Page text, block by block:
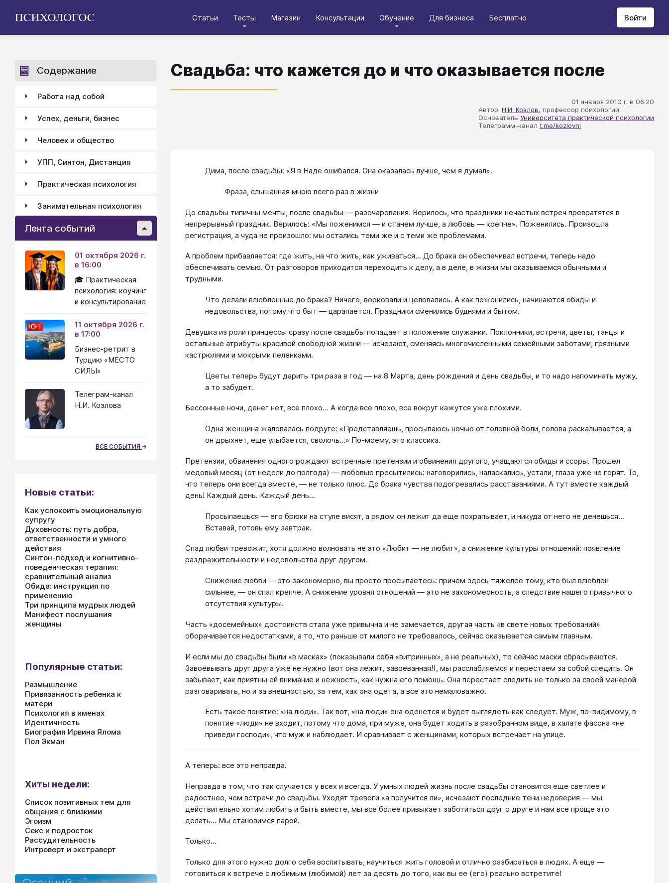
Статьи Тесты Магазин Консультации Обучение Для бизнеса Бесплатно Войти
Свадьба: что кажется до и что оказывается после
01 января 2010 г. в 06:20
Автор: Н.И. Козлов, профессор психологии
Основатель Университета практической психологии
Телеграмм-канал t.me/kozlovni
​Дима, после свадьбы: «Я в Наде ошибался. Она оказалась лучше, чем я думал».
Фраза, слышанная мною всего раз в жизни
До свадьбы типичны мечты, после свадьбы — разочарования. Верилось, что праздники нечастых встреч превратятся в
непрерывный праздник. Верилось: «Мы поженимся — и станем лучше, а любовь — крепче». Поженились. Произошла
регистрация, а чуда не произошло: мы остались теми же и с теми же проблемами.
А проблем прибавляется: где жить, на что жить, как уживаться... До брака он обеспечивал встречи, теперь надо
обеспечивать семью. От разговоров приходится переходить к делу, а в деле, в жизни мы оказываемся обычными и
трудными.
Что делали влюбленные до брака? Ничего, ворковали и целовались. А как поженились, начинаются обиды и
недовольства, потому что быт — царапается. Праздники сменились буднями и бытом.
Девушка из роли принцессы сразу после свадьбы попадает в положение служанки. Поклонники, встречи, цветы, танцы и
остальные атрибуты красивой свободной жизни — исчезают, сменяясь многочисленными семейными заботами, грязными
кастрюлями и мокрыми пеленками.
Цветы теперь будут дарить три раза в год — на 8 Марта, день рождения и день свадьбы, и то надо напоминать мужу,
а то забудет.
Бессонные ночи, денег нет, все плохо... А когда все плохо, все вокруг кажутся уже плохими.
Одна женщина жаловалась подруге: «Представляешь, просыпаюсь ночью от головной боли, голова раскалывается, а
он дрыхнет, еще улыбается, сволочь...» По-моему, это классика.
Претензии, обвинения одного рождают встречные претензии и обвинения другого, учащаются обиды и ссоры. Прошел
медовый месяц (от недели до полгода) — любовью пресытились: наговорились, наласкались, устали, глаза уже не горят. То,
что теперь они всегда вместе, — не только плюс. До брака чувства подогревались расставаниями. А тут вместе каждый
день! Каждый день. Каждый день...
Просыпаешься — его брюки на стуле висят, а рядом он лежит да еще похрапывает, и никуда от него не денешься...
Вставай, готовь ему завтрак.
Спад любви тревожит, хотя должно волновать не это «Любит — не любит», а снижение культуры отношений: появление
раздражительности и недовольства друг другом.
Снижение любви — это закономерно, вы просто просыпаетесь: причем здесь тяжелее тому, кто был влюблен
сильнее, — он спал крепче. А снижение уровня отношений — это не закономерность, а следствие нашего привычного
отсутствия культуры.
Часть «досемейных» достоинств стала уже привычна и не замечается, другая часть «в свете новых требований»
оборачивается недостатками, а то, что раньше от милого не требовалось, сейчас оказывается самым главным.
И если мы до свадьбы были «в масках» (показывали себя «витринных», а не реальных), то сейчас маски сбрасываются.
Завоевывать друг друга уже не нужно (вот она лежит, завоеванная!), мы расслабляемся и перестаем за собой следить. Он
забывает, как приятны ей внимание и нежность, как нужна его помощь. Она перестает следить не только за своей манерой
разговаривать, но и за внешностью, за тем, как она одета, а все это немаловажно.
Есть такое понятие: «на люди». Так вот, «на люди» она оденется и будет выглядеть как следует. Муж, по-видимому, в
понятие «люди» не входит, потому что дома, при муже, она будет ходить в разобранном виде, в халате фасона «не
приведи господи», что муж и наблюдает. И сравнивает с женщинами, которых встречает на улице.
А теперь: все это неправда.
Неправда в том, что так случается у всех и всегда. У умных людей жизнь после свадьбы становится еще светлее и
радостнее, чем встречи до свадьбы. Уходят тревоги «а получится ли», исчезают последние тени недоверия — мы
действительно хотим любить и быть вместе, мы все более привыкает заботиться друг о друге и нам все проще это
делать... Мы становимся парой.
Только...
Только для этого нужно долго себя воспитывать, научиться жить головой и отлично разбираться в людях. А еще —
готовиться к встрече с любимым (любимой) лет за десять до того, как вы ее (его) реально встретите!
Содержание
Работа над собой
Успех, деньги, бизнес
Человек и общество
УПП, Синтон, Дистанция
Практическая психология
Занимательная психология
Лента событий
01 октября 2026 г.
в 16:00
🎓 Практическая
психология: коучинг
и консультирование
11 октября 2026 г.
в 17:00
Бизнес-ретрит в
Турцию «МЕСТО
СИЛЫ»
Телеграм-канал
Н.И. Козлова
ВСЕ СОБЫТИЯ
Новые статьи:
Как успокоить эмоциональную
супругу
Духовность: путь добра,
ответственности и умного
действия
Синтон-подход и когнитивно-
поведенческая терапия:
сравнительный анализ
Обида: инструкция по
применению
Три принципа мудрых людей
Манифест послушания
женщины
Популярные статьи:
Размышление
Привязанность ребенка к
матери
Психология в именах
Идентичность
Биография Ирвина Ялома
Пол Экман
Хиты недели:
Список позитивных тем для
общения с близкими
Эгоизм
Секс и подросток
Рассудительность
Интроверт и экстраверт